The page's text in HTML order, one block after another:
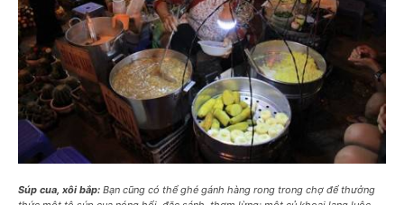
Súp cua, xôi bắp: Bạn cũng có thể ghé gánh hàng rong trong chợ để thưởng